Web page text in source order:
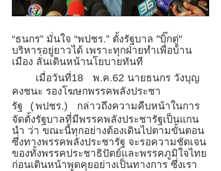
“ธนกร” มั่นใจ “พปชร.” ตั้งรัฐบาล "บิ๊กตู่"
บริหารอยู่ยาวได้ เพราะทุกฝ่ายทำเพื่อบ้าน
เมือง ลั่นเดินหน้านโยบายทันที
เมื่อวันที่18
พ.ค.62 นายธนกร วังบุญ
คงชนะ รองโฆษกพรรคพลังประชา
รัฐ ( พปชร.)
กล่าวถึงความคืบหน้าในการ
จัดตั้งรัฐบาลที่มีพรรคพลังประชารัฐเป็นแกน
นำ ว่า ขณะนี้ทุกอย่างต้องเดินไปตามขั้นตอน
ซึ่งทางพรรคพลังประชารัฐ จะรอความชัดเจน
ของทั้งพรรคประชาธิปัตย์และพรรคภูมิใจไทย
ก่อนเดินหน้าพูดคุยอย่างเป็นทางการ ซึ่งเรา